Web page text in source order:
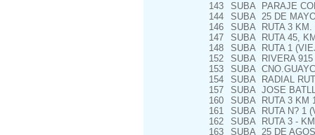
143 SUBA PARAJE
144
SUBA 25 DE
146
SUBA RUTA 3 KM.
147
SUBA RUTA 45,
148
SUBA RUTA 1
152
SUBA RIVERA 915
153
SUBA
154
SUBA RADIAL
157
SUBA JOSE
160
SUBA RUTA 3 KM
161
SUBA RUTA N? 1
162
SUBA RUTA 3 -
163
SUBA 25 DE